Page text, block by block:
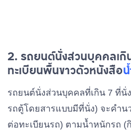
2. รถยนต์นั่งส่วนบุคคลเกิ
ทะเบียนพื้นขาวตัวหนังสือ
รถยนต์นั่งส่วนบุคคลที่เกิน 7 ที่นั่
รถตู้โดยสารแบบมีที่นั่ง) จะคำ
ต่อทะเบียนรถ) ตามน้ำหนักรถ (